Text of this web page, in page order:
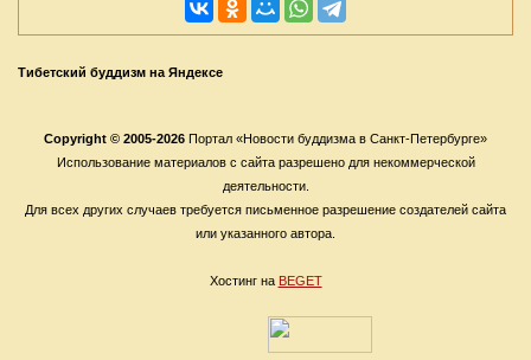
Тибетский буддизм на Яндексе
Copyright © 2005-2026 Портал «Новости буддизма в Санкт-Петербурге»
Использование материалов с сайта разрешено для некоммерческой
деятельности.
Для всех других случаев требуется письменное разрешение создателей сайта
или указанного автора.
Хостинг на BEGET